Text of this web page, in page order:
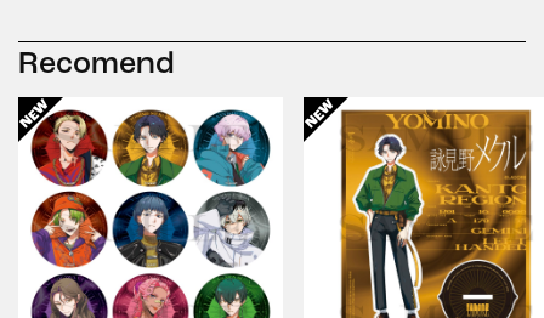
Recomend